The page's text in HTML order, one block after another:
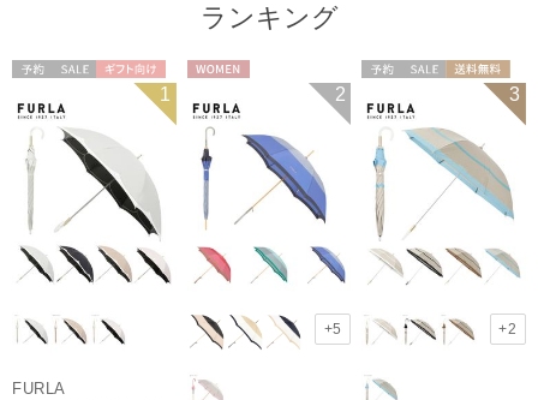
ランキング
ギフト向け
WOMEN
1
FURLA
2
+5
送料無料
ギフト向け
3
+2